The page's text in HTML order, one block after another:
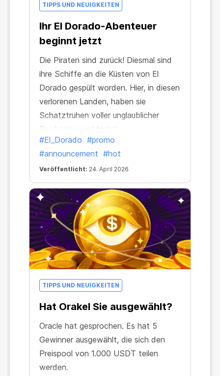
TIPPS UND NEUIGKEITEN
Ihr El Dorado-Abenteuer
beginnt jetzt
Die Piraten sind zurück! Diesmal sind
ihre Schiffe an die Küsten von El
Dorado gespült worden. Hier, in diesen
verlorenen Landen, haben sie
Schatztruhen voller unglaublicher
Reichtümer entdeckt!
#El_Dorado #promo
#announcement #hot
Veröffentlicht: 24. April 2026
TIPPS UND NEUIGKEITEN
Hat Orakel Sie ausgewählt?
Oracle hat gesprochen. Es hat 5
Gewinner ausgewählt, die sich den
Preispool von 1.000 USDT teilen
werden.